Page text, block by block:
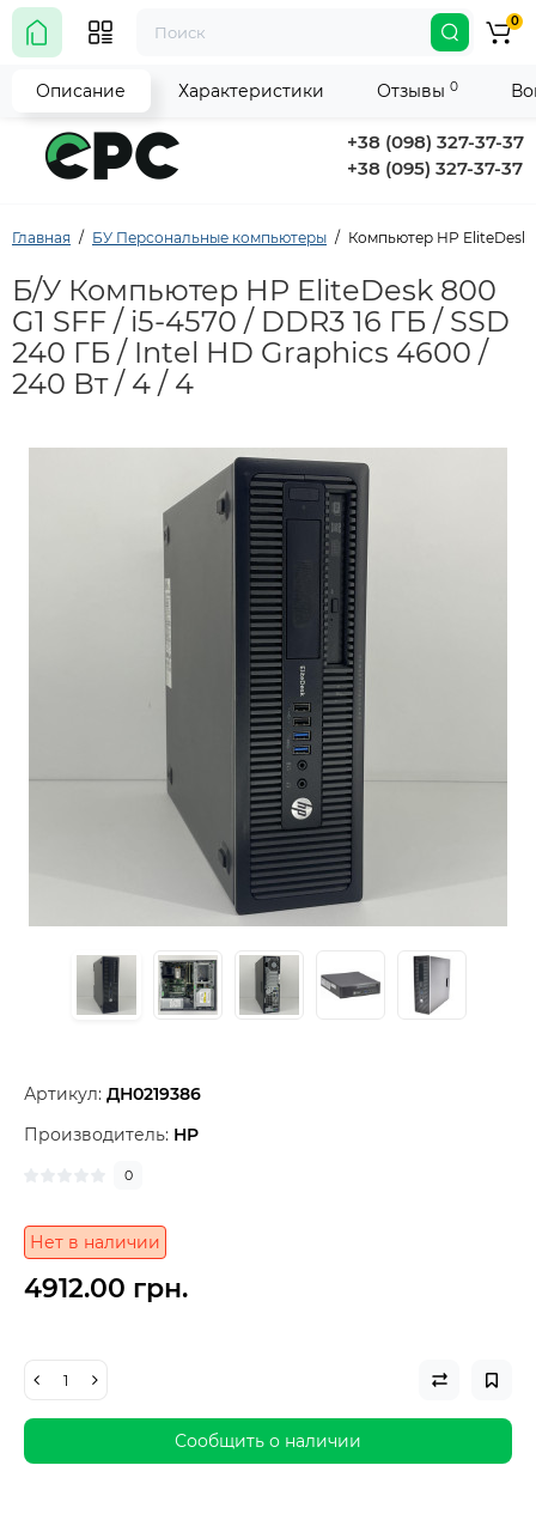
+38 (098) 327-37-37
+38 (095) 327-37-37
0
Главная БУ Персональные компьютеры Компьютер HP EliteDesk
Б/У Компьютер HP EliteDesk 800
G1 SFF / i5-4570 / DDR3 16 ГБ / SSD
240 ГБ / Intel HD Graphics 4600 /
240 Вт / 4 / 4
Артикул: ДН0219386
Производитель: HP
0
Нет в наличии
4912.00 грн.
Сообщить о наличии
Описание Характеристики Отзывы 0